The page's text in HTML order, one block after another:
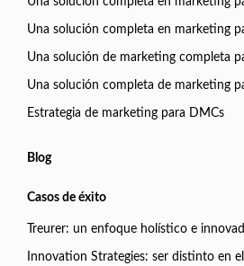
Una solución completa en marketing
Una solución de marketing completa
Una solución completa de marketing
Estrategia de marketing para DMCs
Blog
Casos de éxito
Treurer: un enfoque holístico e
Innovation Strategies: ser distinto en